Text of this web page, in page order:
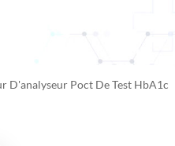
D'analyseur Poct De Test HbA1c